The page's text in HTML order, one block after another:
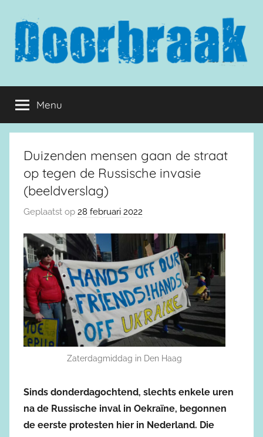
inhoud
springen
Doorbraak.eu
Menu
Duizenden mensen gaan de straat
op tegen de Russische invasie
(beeldverslag)
Geplaatst op 28 februari 2022
Zaterdagmiddag in Den Haag
Sinds donderdagochtend, slechts enkele uren
na de Russische inval in Oekraïne, begonnen
de eerste protesten hier in Nederland. Die